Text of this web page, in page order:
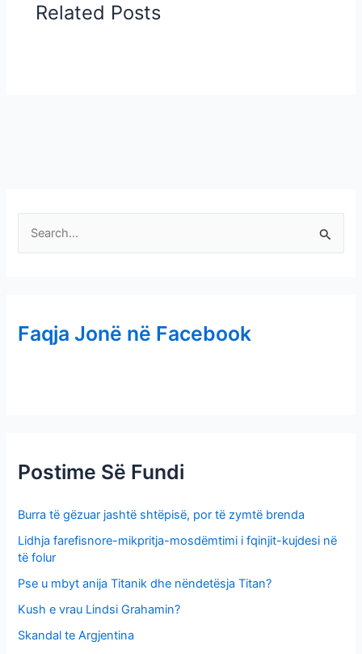
Related Posts
c
Faqja Jonë në Facebook
Postime Së Fundi
Burra të gëzuar jashtë shtëpisë, por të zymtë brenda
Lidhja farefisnore-mikpritja-mosdëmtimi i fqinjit-kujdesi në
të folur
Pse u mbyt anija Titanik dhe nëndetësja Titan?
Kush e vrau Lindsi Grahamin?
Skandal te Argjentina